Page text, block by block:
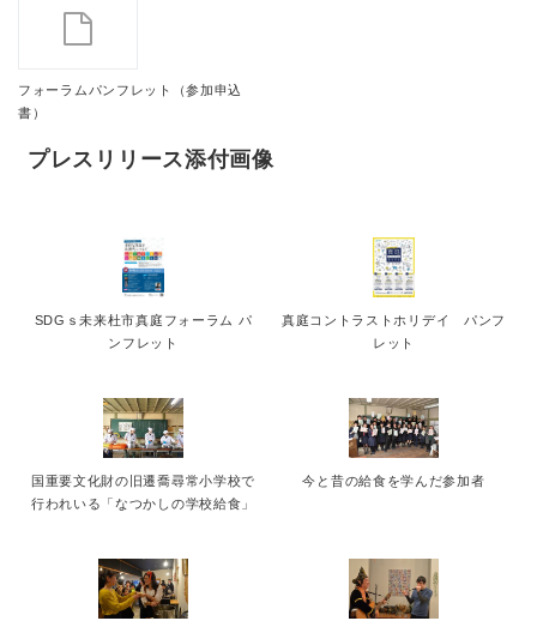
フォーラムパンフレット（参加申込
書）
プレスリリース添付画像
SDGｓ未来杜市真庭フォーラム パ
ンフレット
真庭コントラストホリデイ パンフ
レット
国重要文化財の旧遷喬尋常小学校で
行われいる「なつかしの学校給食」
今と昔の給食を学んだ参加者